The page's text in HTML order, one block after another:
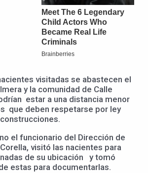
visitadas se abastecen el
y la comunidad de Calle
estar a una distancia menor
que deben respetarse por ley
el funcionario del Dirección de
visitó las nacientes para
de su ubicación y tomó
estas para documentarlas.